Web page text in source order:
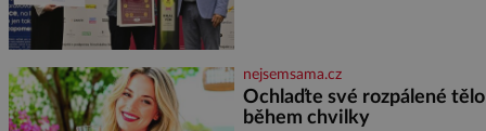
nejsemsama.cz
Ochlaďte své rozpálené tělo
během chvilky